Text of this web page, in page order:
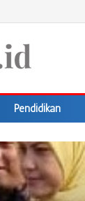
Pendidikan